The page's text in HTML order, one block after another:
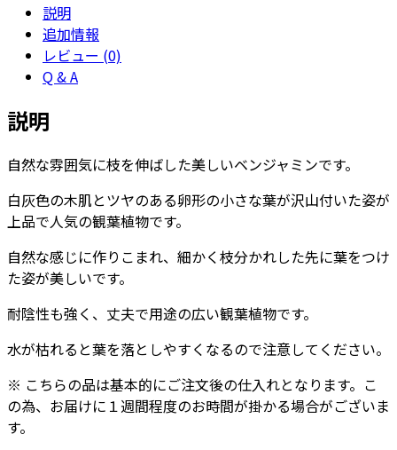
【ツ
ー
ッ
（鉢
カ
バ
ー）
付
き】
カ
ラ
ー
個
説明
追加情報
レビュー (0)
Q & A
説明
自然な雰囲気に枝を伸ばした美しいベンジャミンです。
白灰色の木肌とツヤのある卵形の小さな葉が沢山付いた姿が
上品で人気の観葉植物です。
自然な感じに作りこまれ、細かく枝分かれした先に葉をつけ
た姿が美しいです。
耐陰性も強く、丈夫で用途の広い観葉植物です。
水が枯れると葉を落としやすくなるので注意してください。
※ こちらの品は基本的にご注文後の仕入れとなります。こ
の為、お届けに１週間程度のお時間が掛かる場合がございま
す。